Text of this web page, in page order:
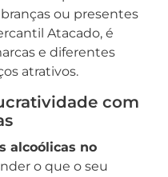
ou presentes
Atacado, é
e diferentes
atrativos.
com
alcoólicas no
o que o seu